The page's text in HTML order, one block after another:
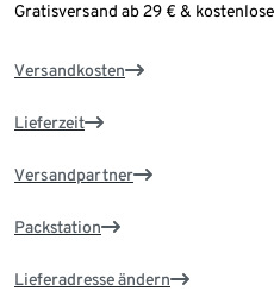
Gratisversand ab 29 € &
Versandkosten
Lieferzeit
Versandpartner
Packstation
Lieferadresse ändern